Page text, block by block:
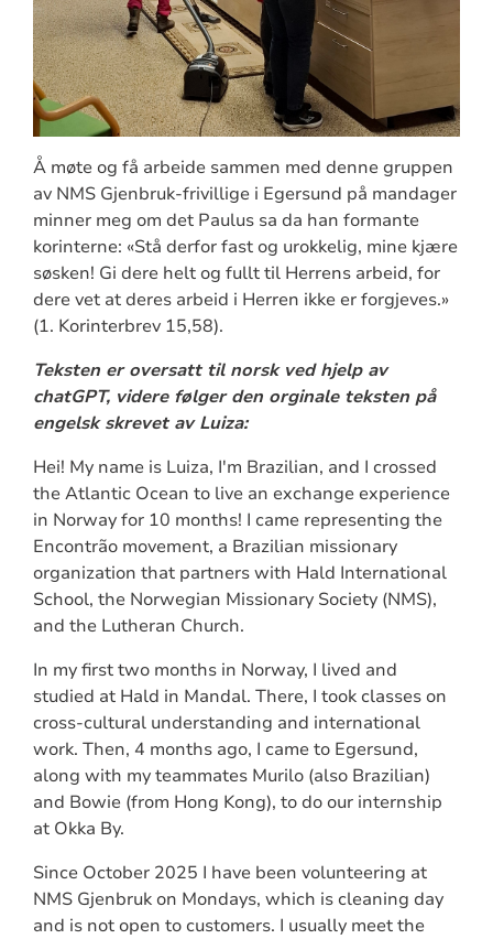
Å møte og få arbeide sammen med denne gruppen
av NMS Gjenbruk-frivillige i Egersund på mandager
minner meg om det Paulus sa da han formante
korinterne: «Stå derfor fast og urokkelig, mine kjære
søsken! Gi dere helt og fullt til Herrens arbeid, for
dere vet at deres arbeid i Herren ikke er forgjeves.»
(1. Korinterbrev 15,58).
Teksten er oversatt til norsk ved hjelp av
chatGPT, videre følger den orginale teksten på
engelsk skrevet av Luiza:
Hei! My name is Luiza, I'm Brazilian, and I crossed
the Atlantic Ocean to live an exchange experience
in Norway for 10 months! I came representing the
Encontrão movement, a Brazilian missionary
organization that partners with Hald International
School, the Norwegian Missionary Society (NMS),
and the Lutheran Church.
In my first two months in Norway, I lived and
studied at Hald in Mandal. There, I took classes on
cross-cultural understanding and international
work. Then, 4 months ago, I came to Egersund,
along with my teammates Murilo (also Brazilian)
and Bowie (from Hong Kong), to do our internship
at Okka By.
Since October 2025 I have been volunteering at
NMS Gjenbruk on Mondays, which is cleaning day
and is not open to customers. I usually meet the